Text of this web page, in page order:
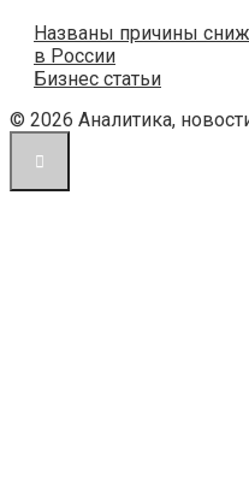
Названы причины
в России
Бизнес статьи
© 2026 Аналитика,